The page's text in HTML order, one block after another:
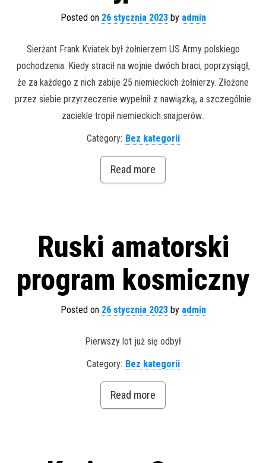
Posted on 26 stycznia 2023by admin
Sierżant Frank Kviatek był żołnierzem US Army polskiego
pochodzenia. Kiedy stracił na wojnie dwóch braci, poprzysiągł,
że za każdego z nich zabije 25 niemieckich żołnierzy. Złożone
przez siebie przyrzeczenie wypełnił z nawiązką, a szczególnie
zaciekle tropił niemieckich snajperów..
Category: Bez kategorii
Read more
Ruski amatorski
program kosmiczny
Posted on 26 stycznia 2023by admin
Pierwszy lot już się odbył
Category: Bez kategorii
Read more